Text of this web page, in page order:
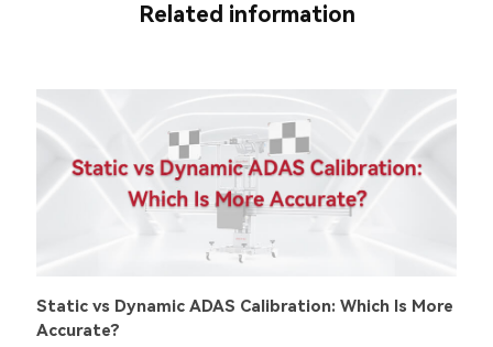
Related information
Static vs Dynamic ADAS Calibration: Which Is More
Accurate?